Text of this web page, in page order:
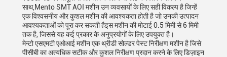
साथ,Mento SMT AOI मशीन उन व्यवसायों के लिए सही विकल्प है जिन्हें
एक विश्वसनीय और कुशल मशीन की आवश्यकता होती है जो उनकी उत्पादन
आवश्यकताओं को पूरा कर सकती हैइस मशीन की मोटाई 0.5 मिमी से 6 मिमी
तक है, जिससे यह कई प्रकार के अनुप्रयोगों के लिए उपयुक्त है।
मेन्टो एसएमटी एओआई मशीन एक थ्रीडी सोल्डर पेस्ट निरीक्षण मशीन है जिसे
पीसीबी का अत्यधिक सटीक और कुशल निरीक्षण प्रदान करने के लिए डिज़ाइन